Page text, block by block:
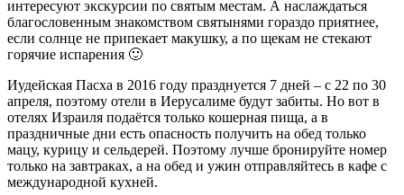
интересуют экскурсии по святым местам. А наслаждаться
благословенным знакомством святынями гораздо приятнее,
если солнце не припекает макушку, а по щекам не стекают
горячие испарения 🙂
Иудейская Пасха в 2016 году празднуется 7 дней – с 22 по 30
апреля, поэтому отели в Иерусалиме будут забиты. Но вот в
отелях Израиля подаётся только кошерная пища, а в
праздничные дни есть опасность получить на обед только
мацу, курицу и сельдерей. Поэтому лучше бронируйте номер
только на завтраках, а на обед и ужин отправляйтесь в кафе с
международной кухней.